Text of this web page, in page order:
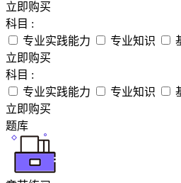
立即购买
科目 :
专业实践能力
专业知识
立即购买
科目 :
专业实践能力
专业知识
立即购买
题库